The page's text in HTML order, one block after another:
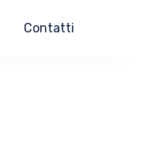
Contatti